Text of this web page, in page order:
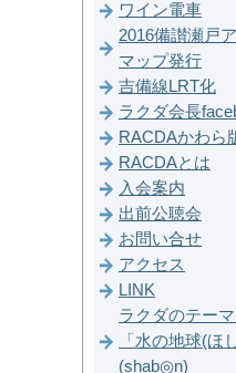
ワイン電車
2016備讃瀬戸
マップ発行
吉備線LRT化
ラクダ会長
RACDAかわら
RACDAとは
入会案内
出前公聴会
お問い合せ
アクセス
LINK
ラクダのテー
「水の地球(ほ
(shab◎n)